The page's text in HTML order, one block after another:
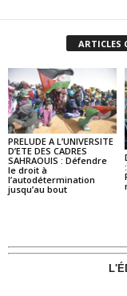
ARTICLES
PRELUDE A L’UNIVERSITE
D’ETE DES CADRES
SAHRAOUIS : Défendre
le droit à
l’autodétermination
jusqu’au bout